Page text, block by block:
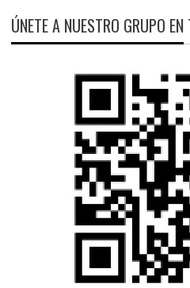
ÚNETE A NUESTRO GRUPO EN